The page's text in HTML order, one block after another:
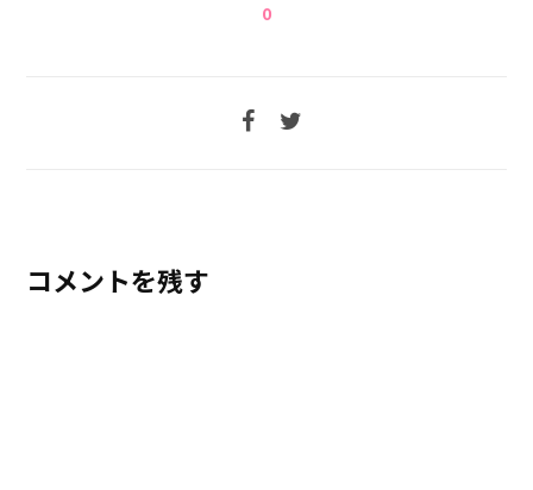
0
コメントを残す